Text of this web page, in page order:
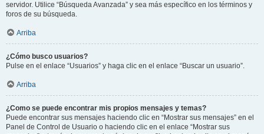
servidor. Utilice “Búsqueda Avanzada” y sea más específico en los términos y
foros de su búsqueda.
Arriba
¿Cómo busco usuarios?
Pulse en el enlace “Usuarios” y haga clic en el enlace “Buscar un usuario”.
Arriba
¿Como se puede encontrar mis propios mensajes y temas?
Puede encontrar sus mensajes haciendo clic en “Mostrar sus mensajes” en el
Panel de Control de Usuario o haciendo clic en el enlace “Mostrar sus